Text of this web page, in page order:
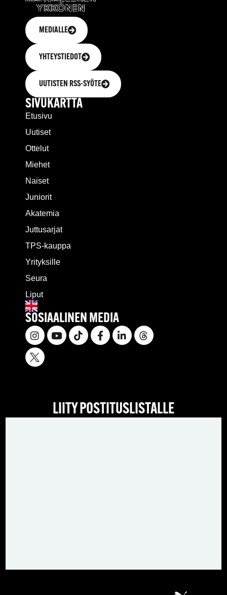
MEDIALLE
YHTEYSTIEDOT
UUTISTEN RSS-SYÖTE
SIVUKARTTA
Etusivu
Uutiset
Ottelut
Miehet
Naiset
Juniorit
Akatemia
Juttusarjat
TPS-kauppa
Yrityksille
Seura
Liput
SOSIAALINEN MEDIA
LIITY POSTITUSLISTALLE